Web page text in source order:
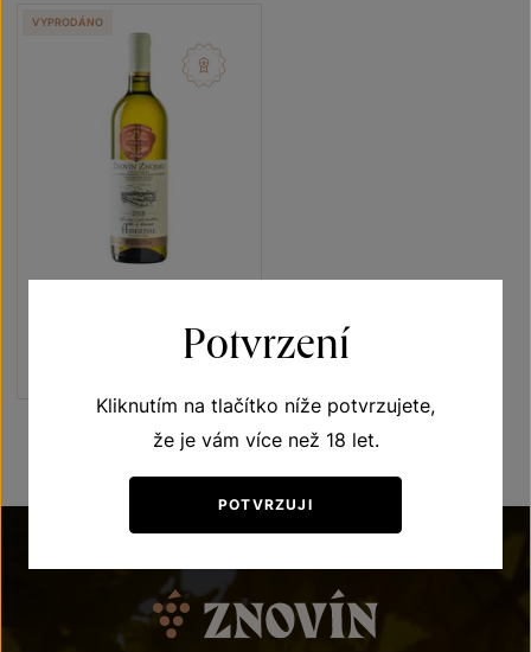
výběr z hroznů 2018
VYPRODÁNO
Potvrzení
Kliknutím na tlačítko níže potvrzujete,
že je vám více než 18 let.
POTVRZUJI